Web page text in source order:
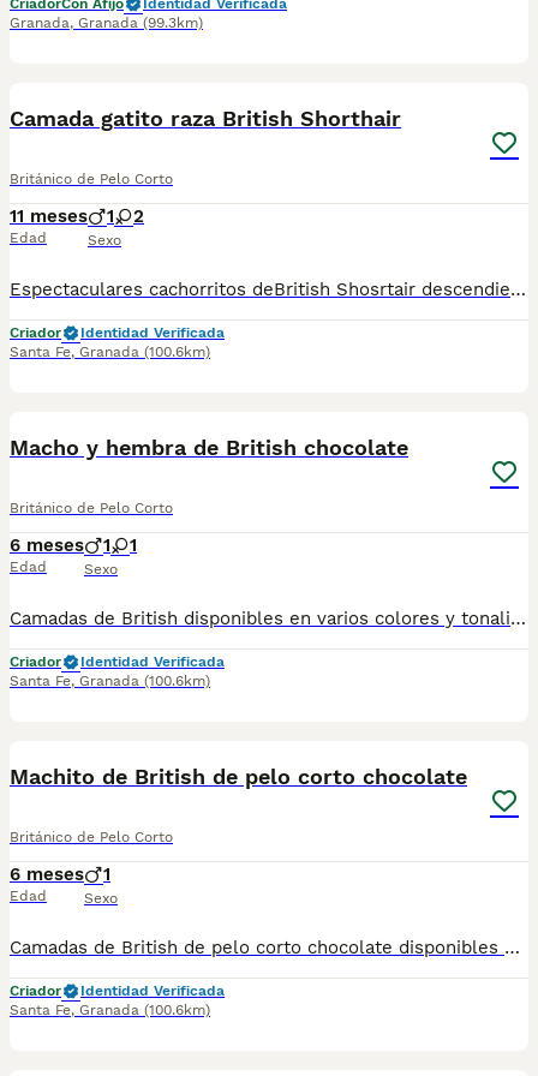
CriadorCon Afijo
Identidad Verificada
Granada, Granada (99.3km)
Camada gatito raza British Shorthair
Británico de Pelo Corto
11 meses
Edad
1 2
Sexo
Espectaculares cachorritos deBritish Shosrtair descendientes de las mejores líneas de sangre. Las camadas están bajo supervisión veterinaria desde su nacimiento hasta que son entregadas a su nueva familia. Criados por un equipo de profesionales y mejores personas que, con años de experiencia a sus espaldas, cuidan a los animales por vocación, aplicando una cría ética y responsable para que cada cachorro se desarrolle con la mejor salud y con un buen temperamento. Todos los cachorritos se entregan con unos dos meses y medio de edad y sus vacunas correspondientes, desparasitados interna y externamente, con certificado de salud, y garantía tanto por enfermedad vírica como congénito genética. Posibilidad de entregar en toda España mediante transporte propio habilitado para perros y con chofer privado. Los precios pueden variar según las características y morfología de cada cachorro. Puedes contactar en el 696 09 34 48
Criador
Identidad Verificada
Santa Fe, Granada (100.6km)
Macho y hembra de British chocolate
Británico de Pelo Corto
6 meses
Edad
1 1
Sexo
Camadas de British disponibles en varios colores y tonalidades. Machos y hembras. Criadores responsables y familiares. Se entregan a partir de 2 meses de edad y sus vacunas correspondientes, desparasitados. Todos los cachorros son descendientes de las mejores líneas nacionales. Se entregan en toda España con transporte de alta calidad preparado para animales, van en vehículo climatizado con chófer particular a cargo del comprador. Si tienes dudas o consultas sobre la raza, podemos resolver tus dudas por whats app ;) Abogamos por una cría nacional (no en países del este) en un ambiente familiar con personas con vocación en una cría ética y responsable, y que por encima de todo, aman a los animales Teléfono / Whats app: 641 92 23 90
Criador
Identidad Verificada
Santa Fe, Granada (100.6km)
Machito de British de pelo corto chocolate
Británico de Pelo Corto
6 meses
Edad
1
Sexo
Camadas de British de pelo corto chocolate disponibles en varios colores y tonalidades. Machos y hembras. Criadores responsables y familiares. Se entregan a partir de 2 meses de edad y sus vacunas correspondientes, desparasitados. Todos los cachorros son descendientes de las mejores líneas nacionales. Se entregan en toda España con transporte de alta calidad preparado para animales, van en vehículo climatizado con chófer particular a cargo del comprador. Si tienes dudas o consultas sobre la raza, podemos resolver tus dudas por whats app ;) Abogamos por una cría nacional (no en países del este) en un ambiente familiar con personas con vocación en una cría ética y responsable, y que por encima de todo, aman a los animales Teléfono / Whats app: 641 92 23 90
Criador
Identidad Verificada
Santa Fe, Granada (100.6km)